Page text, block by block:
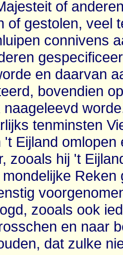
of
of gestolen, veel
connivens
en daarvan
bovendien
naageleevd
tenminsten
't Eijland
zooals hij 't
zooals ook
en naar
dat zulke